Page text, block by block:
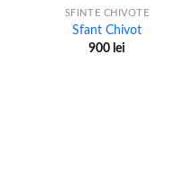
SFINTE CHIVOTE
Sfant Chivot
900 lei